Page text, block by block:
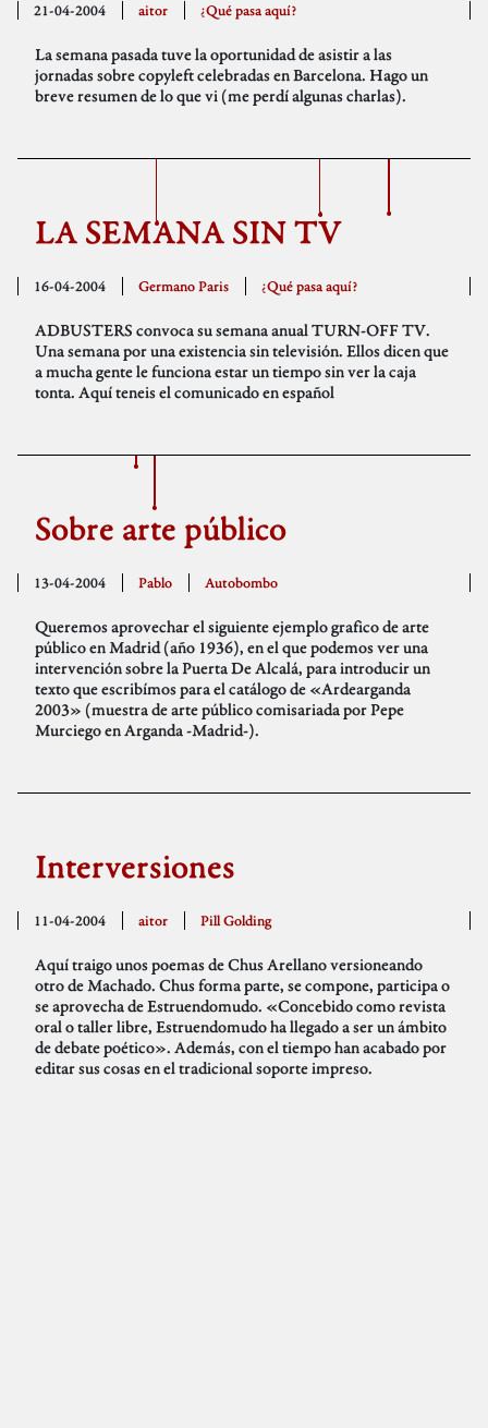
21-04-2004 aitor ¿Qué pasa aquí?
La semana pasada tuve la oportunidad de asistir a las
jornadas sobre copyleft celebradas en Barcelona. Hago un
breve resumen de lo que vi (me perdí algunas charlas).
LA SEMANA SIN TV
16-04-2004 Germano Paris ¿Qué pasa aquí?
ADBUSTERS convoca su semana anual TURN-OFF TV.
Una semana por una existencia sin televisión. Ellos dicen que
a mucha gente le funciona estar un tiempo sin ver la caja
tonta. Aquí teneis el comunicado en español
Sobre arte público
13-04-2004 Pablo Autobombo
Queremos aprovechar el siguiente ejemplo grafico de arte
público en Madrid (año 1936), en el que podemos ver una
intervención sobre la Puerta De Alcalá, para introducir un
texto que escribímos para el catálogo de «Ardearganda
2003» (muestra de arte público comisariada por Pepe
Murciego en Arganda -Madrid-).
Interversiones
11-04-2004 aitor Pill Golding
Aquí traigo unos poemas de Chus Arellano versioneando
otro de Machado. Chus forma parte, se compone, participa o
se aprovecha de Estruendomudo. «Concebido como revista
oral o taller libre, Estruendomudo ha llegado a ser un ámbito
de debate poético». Además, con el tiempo han acabado por
editar sus cosas en el tradicional soporte impreso.